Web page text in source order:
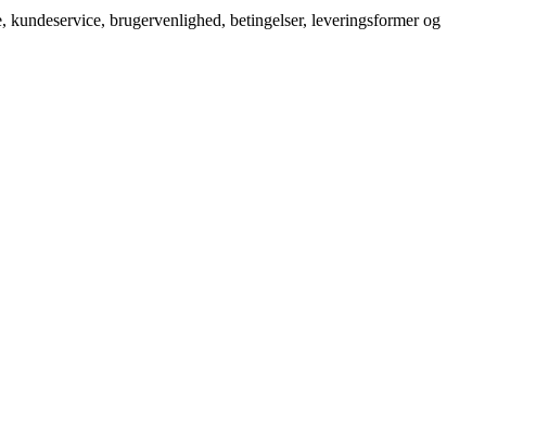
brugervenlighed, betingelser, leveringsformer og